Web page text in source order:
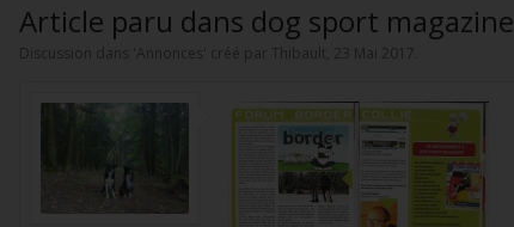
Article paru dans dog sport magazine
Discussion dans 'Annonces ' créé par Thibault, 23 Mai 2017